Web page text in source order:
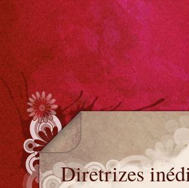
Diretrizes
Diretrizes inéditas para Educação Especial